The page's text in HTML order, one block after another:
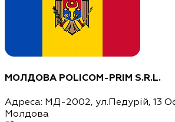
МОЛДОВА POLIСOM-PRIM S.R.L.
Адреса: MД-2002, ул.Педурій, 13
Молдова